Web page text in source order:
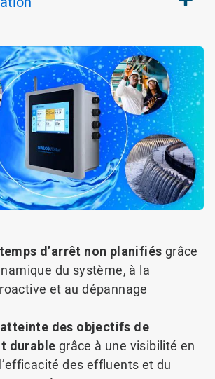
d’arrêt non planifiés grâce
du système, à la
et au dépannage
des objectifs de
durable grâce à une visibilité en
des effluents et du